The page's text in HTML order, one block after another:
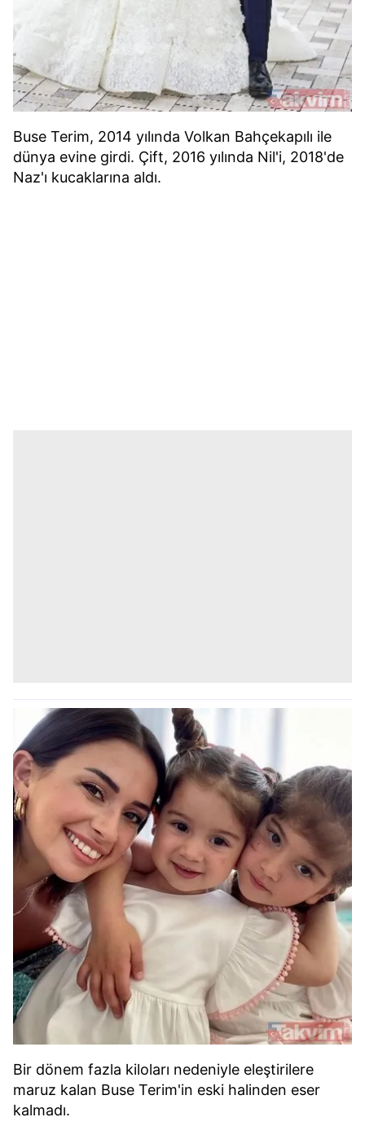
Buse Terim, 2014 yılında Volkan Bahçekapılı ile
dünya evine girdi. Çift, 2016 yılında Nil'i, 2018'de
Naz'ı kucaklarına aldı.
Bir dönem fazla kiloları nedeniyle eleştirilere
maruz kalan Buse Terim'in eski halinden eser
kalmadı.